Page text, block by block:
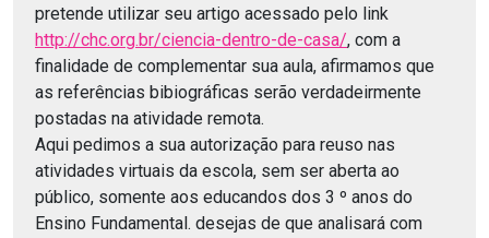
pretende utilizar seu artigo acessado pelo link
http://chc.org.br/ciencia-dentro-de-casa/, com a
finalidade de complementar sua aula, afirmamos que
as referências bibiográficas serão verdadeirmente
postadas na atividade remota.
Aqui pedimos a sua autorização para reuso nas
atividades virtuais da escola, sem ser aberta ao
público, somente aos educandos dos 3 º anos do
Ensino Fundamental. desejas de que analisará com